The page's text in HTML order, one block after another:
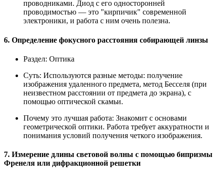
проводниками. Диод с его односторонней
проводимостью — это "кирпичик" современной
электроники, и работа с ним очень полезна.
6. Определение фокусного расстояния собирающей линзы
Раздел: Оптика
Суть: Используются разные методы: получение
изображения удаленного предмета, метод Бесселя (при
неизвестном расстоянии от предмета до экрана), с
помощью оптической скамьи.
Почему это лучшая работа: Знакомит с основами
геометрической оптики. Работа требует аккуратности и
понимания условий получения четкого изображения.
7. Измерение длины световой волны с помощью бипризмы
Френеля или дифракционной решетки